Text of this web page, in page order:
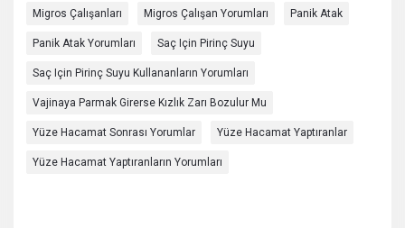
Migros Çalışanları Migros Çalışan Yorumları Panik Atak
Panik Atak Yorumları Saç Için Pirinç Suyu
Saç Için Pirinç Suyu Kullananların Yorumları
Vajinaya Parmak Girerse Kızlık Zarı Bozulur Mu
Yüze Hacamat Sonrası Yorumlar Yüze Hacamat Yaptıranlar
Yüze Hacamat Yaptıranların Yorumları